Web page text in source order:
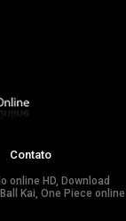
Contato
online HD, Download
Kai, One Piece online